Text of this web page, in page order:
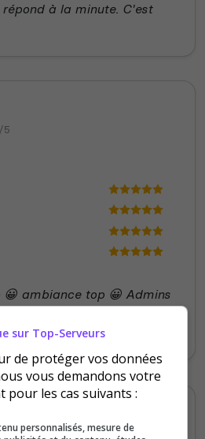
à la minute. C'est
/5
😀 ambiance top 😀 Admins
sur Top-Serveurs
de protéger vos données
vous demandons votre
pour les cas suivants :
personnalisés, mesure de